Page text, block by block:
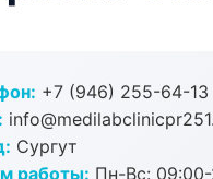
+7 (946) 255-64-13
Сургут
работы: Пн-Вс: 09:00-